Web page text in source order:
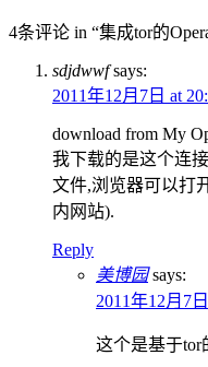
4条评论 in “集成tor的
sdjdwwf says:
2011年12月7日 at
download from My
我下载的是这个连
文件,浏览器可以打
内网站).
Reply
美博园 says:
2011年12月7
这个是基于tor